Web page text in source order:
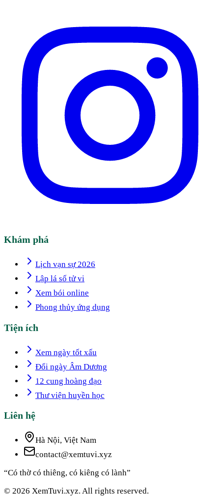
Khám phá
Lịch vạn sự 2026
Lập lá số tử vi
Xem bói online
Phong thủy ứng dụng
Tiện ích
Xem ngày tốt xấu
Đổi ngày Âm Dương
12 cung hoàng đạo
Thư viện huyền học
Liên hệ
Hà Nội, Việt Nam
contact@xemtuvi.xyz
“Có thờ có thiêng, có kiêng có lành”
© 2026 XemTuvi.xyz. All rights reserved.